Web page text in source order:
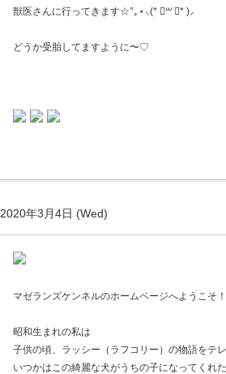
獣医さんに行ってきます☆°｡⋆⸜(* ॑꒳ ॑* )⸝
どうか受胎してますように〜♡
2020年3月4日 (Wed)
マゼランズケンネルのホームページへようこそ！
昭和生まれの私は
子供の頃、ラッシー（ラフコリー）の物語をテ
いつかはこの綺麗な犬がうちの子になってくれ